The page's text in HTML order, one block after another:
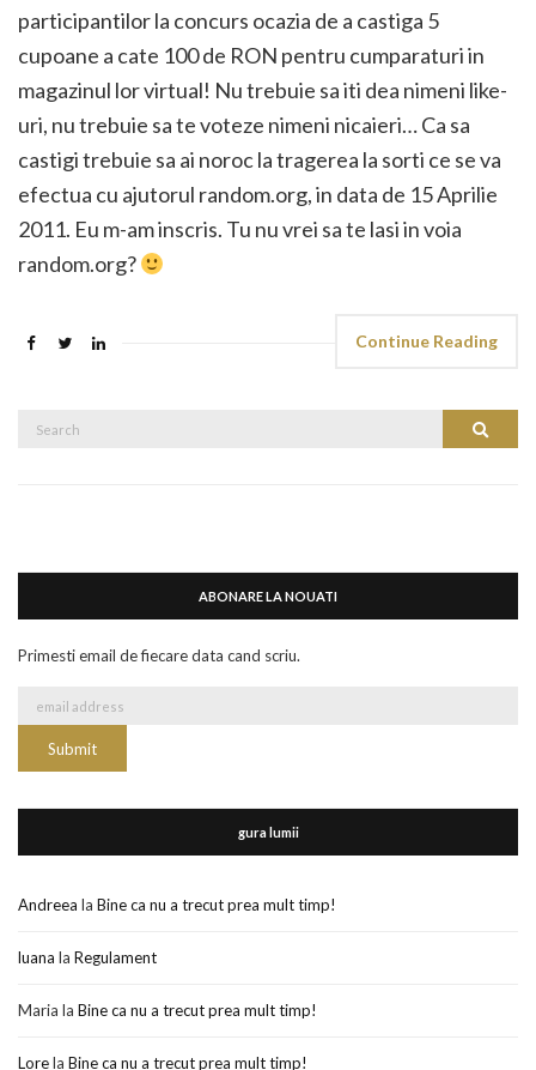
participantilor la concurs ocazia de a castiga 5
cupoane a cate 100 de RON pentru cumparaturi in
magazinul lor virtual! Nu trebuie sa iti dea nimeni like-
uri, nu trebuie sa te voteze nimeni nicaieri… Ca sa
castigi trebuie sa ai noroc la tragerea la sorti ce se va
efectua cu ajutorul random.org, in data de 15 Aprilie
2011. Eu m-am inscris. Tu nu vrei sa te lasi in voia
random.org?
Continue Reading
Search
ABONARE LA NOUATI
Primesti email de fiecare data cand scriu.
gura lumii
Andreea la Bine ca nu a trecut prea mult timp!
luana la Regulament
Maria la Bine ca nu a trecut prea mult timp!
Lorela Bine ca nu a trecut prea mult timp!